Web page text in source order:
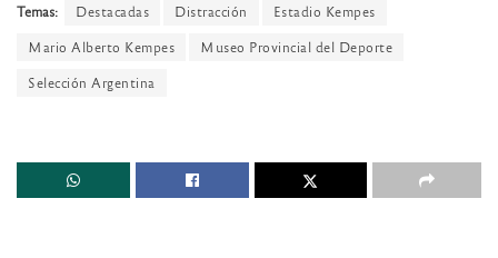
Temas: Destacadas Distracción
Estadio Kempes
Mario Alberto Kempes
Museo Provincial del Deporte
Selección Argentina